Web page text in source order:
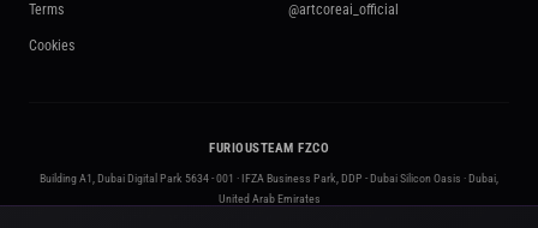
Terms
Cookies
@artcoreai_official
FURIOUSTEAM FZCO
Building A1, Dubai Digital Park 5634 - 001 · IFZA Business Park, DDP - Dubai Silicon Oasis · Dubai,
United Arab Emirates